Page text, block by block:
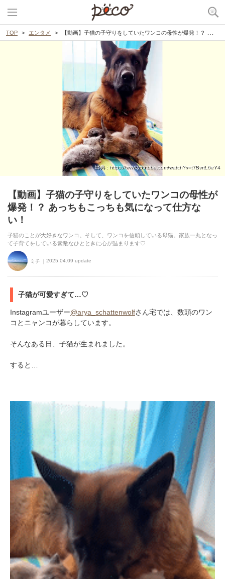
TOP エンタメ 【動画】子猫の子守りをしていたワンコの母性が爆発！？ あっちもこっちも気になって仕方ない！
出典 : https://www.youtube.com/watch?v=t7BvrtL6eY4
【動画】子猫の子守りをしていたワンコの母性が
爆発！？ あっちもこっちも気になって仕方な
い！
子猫のことが大好きなワンコ。そして、ワンコを信頼している母猫。家族一丸となっ
て子育てをしている素敵なひとときに心が温まります♡
ミチ 2025.04.09 update
子猫が可愛すぎて…♡
Instagramユーザー@arya_schattenwolfさん宅では、数頭のワン
コとニャンコが暮らしています。
そんなある日、子猫が生まれました。
すると…